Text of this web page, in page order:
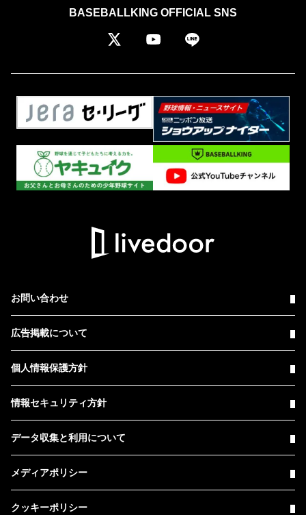
BASEBALLKING OFFICIAL SNS
お問い合わせ
広告掲載について
個人情報保護方針
情報セキュリティ方針
データ収集と利用について
メディアポリシー
クッキーポリシー